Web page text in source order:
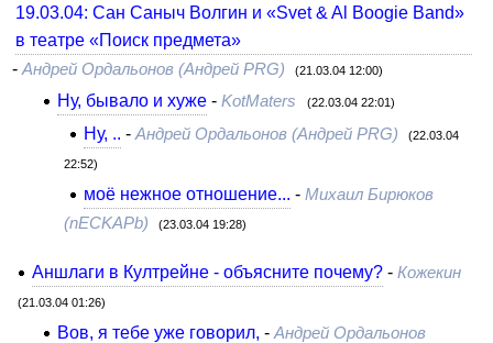
19.03.04: Сан Саныч Волгин и «Svet & Al Boogie Band»
в театре «Поиск предмета»
- Андрей Ордальонов (Андрей PRG) (21.03.04 12:00)
Ну, бывало и хуже -KotMaters (22.03.04 22:01)
Ну, .. - Андрей Ордальонов (Андрей PRG) (22.03.04
22:52)
моё нежное отношение... - Михаил Бирюков
(nECKAPb)
(23.03.04 19:28)
Аншлаги в Култрейне - объясните почему?- Кожекин
(21.03.04 01:26)
Вов, я тебе уже говорил, -Андрей Ордальонов